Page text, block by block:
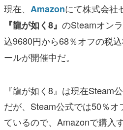
現在、 Amazonにて株式会社
『龍が如く8』 のSteamオン
込9680円から68％オフの税込
ールが開催中だ。
『龍が如く8』は現在Steam
だが、Steam公式では50％
ているので、Amazonで購入